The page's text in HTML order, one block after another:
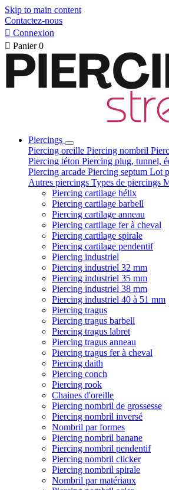
Skip to main content
Contactez-nous
 Connexion
 Panier 0
Piercings
Piercing oreille Piercing nombril
Piercing téton Piercing plug, tunnel,
Piercing arcade Piercing septum Lot
Autres piercings Types de piercings
Piercing cartilage hélix
Piercing cartilage barbell
Piercing cartilage anneau
Piercing cartilage fer à cheval
Piercing cartilage spirale
Piercing cartilage pendentif
Piercing industriel
Piercing industriel 32 mm
Piercing industriel 35 mm
Piercing industriel 38 mm
Piercing industriel 40 à 51 mm
Piercing tragus
Piercing tragus barbell
Piercing tragus labret
Piercing tragus anneau
Piercing tragus fer à cheval
Piercing daith
Piercing conch
Piercing rook
Chaines d'oreille
Piercing nombril de grossesse
Piercing nombril inversé
Nombril par formes
Piercing nombril banane
Piercing nombril pendentif
Piercing nombril clicker
Piercing nombril spirale
Nombril par matériaux